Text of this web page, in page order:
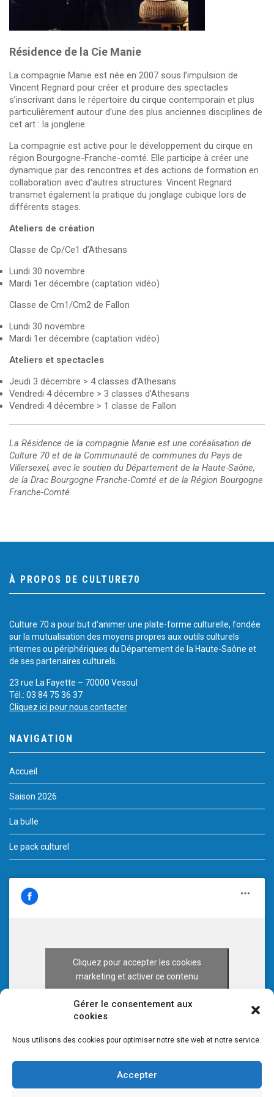
Gérer le consentement aux
cookies
Nous utilisons des cookies pour optimiser notre site web et notre service.
Accepter
Résidence de la Cie Manie
La compagnie Manie est née en 2007 sous l’impulsion de
Vincent Regnard pour créer et produire des spectacles
s’inscrivant dans le répertoire du cirque contemporain et plus
particulièrement autour d’une des plus anciennes disciplines de
cet art : la jonglerie.
La compagnie est active pour le développement du cirque en
région Bourgogne-Franche-comté. Elle participe à créer une
dynamique par des rencontres et des actions de formation en
collaboration avec d’autres structures. Vincent Regnard
transmet également la pratique du jonglage cubique lors de
différents stages.
Ateliers de création
Classe de Cp/Ce1 d’Athesans
Lundi 30 novembre
Mardi 1er décembre (captation vidéo)
Classe de Cm1/Cm2 de Fallon
Lundi 30 novembre
Mardi 1er décembre (captation vidéo)
Ateliers et spectacles
Jeudi 3 décembre > 4 classes d’Athesans
Vendredi 4 décembre > 3 classes d’Athesans
Vendredi 4 décembre > 1 classe de Fallon
La Résidence de la compagnie Manie est une coréalisation de
Culture 70 et de la Communauté de communes du Pays de
Villersexel, avec le soutien du Département de la Haute-Saône,
de la Drac Bourgogne Franche-Comté et de la Région Bourgogne
Franche-Comté.
À PROPOS DE CULTURE70
Culture 70 a pour but d’animer une plate-forme culturelle, fondée
sur la mutualisation des moyens propres aux outils culturels
internes ou périphériques du Département de la Haute-Saône et
de ses partenaires culturels.
23 rue La Fayette – 70000 Vesoul
Tél.: 03 84 75 36 37
Cliquez ici pour nous contacter
NAVIGATION
Accueil
Saison 2026
La bulle
Le pack culturel
Cliquez pour accepter les cookies
marketing et activer ce contenu